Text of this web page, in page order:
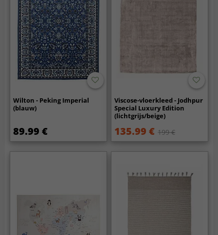
Wilton - Peking Imperial
(blauw)
89.99 €
Viscose-vloerkleed - Jodhpur
Special Luxury Edition
(lichtgrijs/beige)
135.99 € 199 €